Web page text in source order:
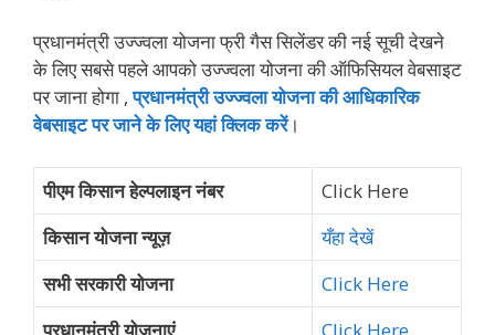
प्रधानमंत्री उज्ज्वला योजना फ्री गैस सिलेंडर की नई सूची देखने
के लिए सबसे पहले आपको उज्ज्वला योजना की ऑफिसियल वेबसाइट
पर जाना होगा ,प्रधानमंत्री उज्ज्वला योजना की आधिकारिक
वेबसाइट पर जाने के लिए यहां क्लिक करें।
पीएम किसान हेल्पलाइन नंबर
Click Here
किसान योजना न्यूज़
यँहा देखें
सभी सरकारी योजना
Click Here
प्रधानमंत्री योजनाएं
Click Here